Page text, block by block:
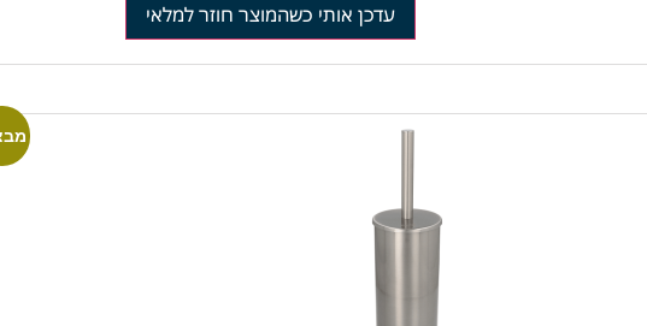
עדכן אותי כשהמוצר חוזר למלאי